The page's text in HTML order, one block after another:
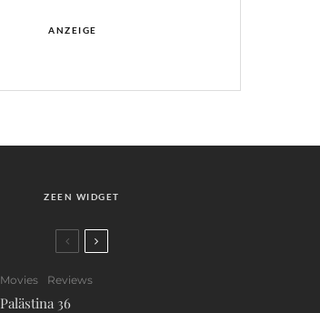
ANZEIGE
ZEEN WIDGET
Movies Reviews
Palästina 36